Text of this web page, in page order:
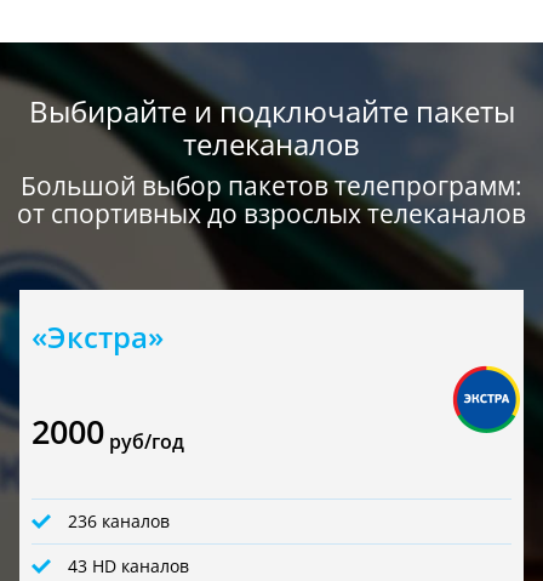
Выбирайте и подключайте пакеты
телеканалов
Большой выбор пакетов телепрограмм:
от спортивных до взрослых телеканалов
«Экстра»
2000 руб/год
236 каналов
43 HD каналов